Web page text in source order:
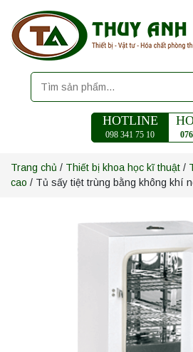
HOTLINE
098 341 75 10
Trang chủ / Thiết bị khoa học kĩ thuật /
cao / Tủ sấy tiệt trùng bằng không khí